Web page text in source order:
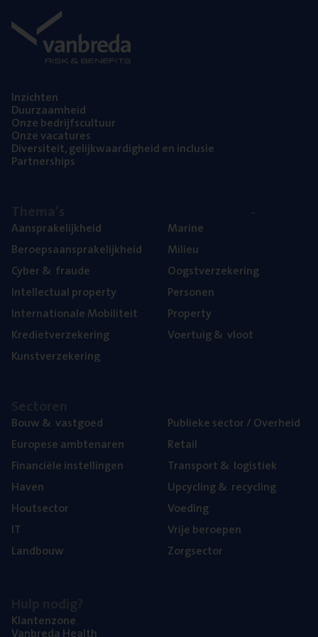
Inzich­ten
Duur­zaam­heid
Onze bedrijfs­cul­tuur
Onze vaca­tu­res
Diver­si­teit, gelijk­waar­dig­heid en inclusie
Part­ner­ships
Aan­spra­ke­lijk­heid
Beroeps­aan­spra­ke­lijk­heid
Cyber& fraude
Intel­lec­tu­al property
Inter­na­ti­o­na­le Mobiliteit
Kre­diet­ver­ze­ke­ring
Kunst­ver­ze­ke­ring
Mari­ne
Mili­eu
Oogst­ver­ze­ke­ring
Per­so­nen
Pro­per­ty
Voer­tuig& vloot
Bouw& vastgoed
Euro­pe­se ambtenaren
Finan­ci­ë­le instellingen
Haven
Hout­sec­tor
IT
Land­bouw
Publie­ke sec­tor / Overheid
Retail
Trans­port& logistiek
Upcy­cling& recycling
Voe­ding
Vrije beroe­pen
Zorg­sec­tor
Klan­ten­zo­ne
Van­b­re­da Health